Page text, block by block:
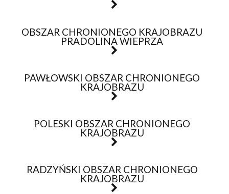
OBSZAR CHRONIONEGO KRAJOBRAZU
PRADOLINA WIEPRZA
PAWŁOWSKI OBSZAR CHRONIONEGO
KRAJOBRAZU
POLESKI OBSZAR CHRONIONEGO
KRAJOBRAZU
RADZYŃSKI OBSZAR CHRONIONEGO
KRAJOBRAZU